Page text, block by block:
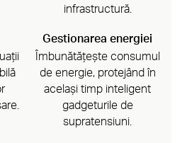
infrastructură.
Gestionarea energiei
Îmbunătățește consumul
de energie, protejând în
același timp inteligent
gadgeturile de
supratensiuni.